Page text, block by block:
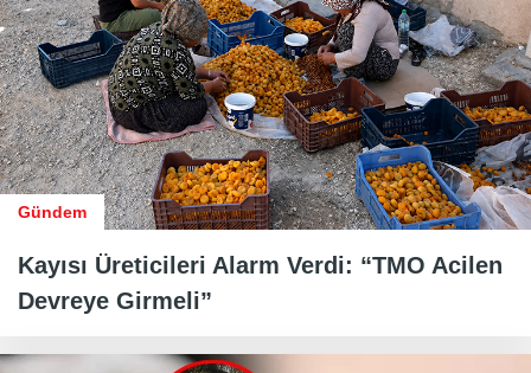
Gündem
Kayısı Üreticileri Alarm Verdi: “TMO Acilen
Devreye Girmeli”